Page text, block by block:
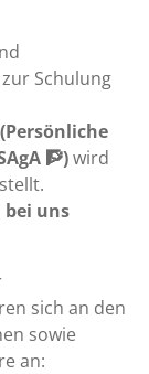
zur Schulung
🧗)wird
uns
sich an den
sowie
an: